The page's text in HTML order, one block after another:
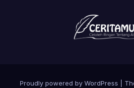
Proudly powered by WordPress